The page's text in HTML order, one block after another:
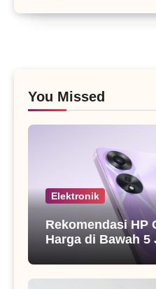
You Missed
Elektronik
Rekomendasi HP
Harga di Bawah 5